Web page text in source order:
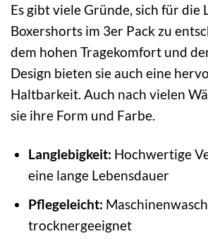
Es gibt viele Gründe, sich für die
Boxershorts im 3er Pack zu
dem hohen Tragekomfort und
Design bieten sie auch eine
Haltbarkeit. Auch nach vielen
sie ihre Form und Farbe.
Langlebigkeit: Hochwertige
eine lange Lebensdauer
Pflegeleicht:
trocknergeeignet